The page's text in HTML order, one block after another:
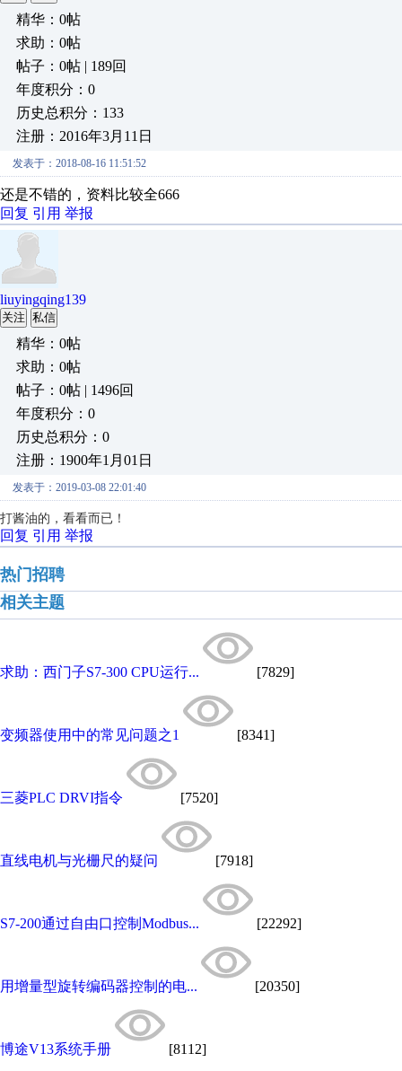
精华：0帖
求助：0帖
帖子：0帖 | 189回
年度积分：0
历史总积分：133
注册：2016年3月11日
发表于：2018-08-16 11:51:52
还是不错的，资料比较全666
回复 引用 举报
liuyingqing139
关注 私信
精华：0帖
求助：0帖
帖子：0帖 | 1496回
年度积分：0
历史总积分：0
注册：1900年1月01日
发表于：2019-03-08 22:01:40
打酱油的，看看而已！
回复 引用 举报
热门招聘
相关主题
求助：西门子S7-300 CPU运行... [7829]
变频器使用中的常见问题之1 [8341]
三菱PLC DRVI指令 [7520]
直线电机与光栅尺的疑问 [7918]
S7-200通过自由口控制Modbus... [22292]
用增量型旋转编码器控制的电... [20350]
博途V13系统手册 [8112]